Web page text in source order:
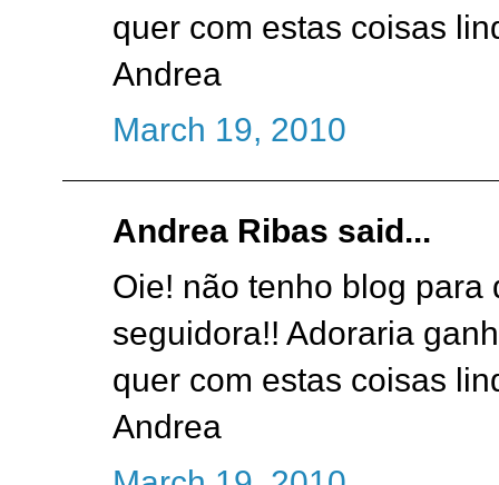
quer com estas coisas
Andrea
March 19, 2010
Andrea Ribas said...
Oie! não tenho blog para
seguidora!! Adoraria
quer com estas coisas
Andrea